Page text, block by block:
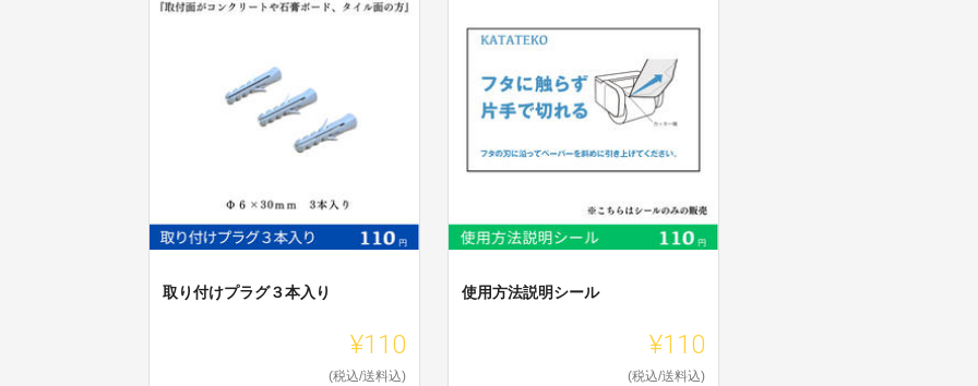
取り付けプラグ３本入り
¥110
(税込/送料込)
使用方法説明シール
¥110
(税込/送料込)